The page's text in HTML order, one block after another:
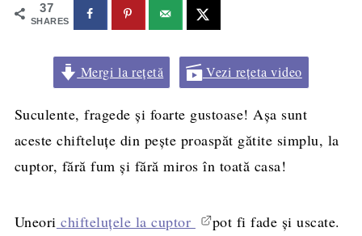
37
SHARES
Mergi la rețetă Vezi rețeta video
Suculente, fragede și foarte gustoase! Așa sunt
aceste chifteluțe din pește proaspăt gătite simplu, la
cuptor, fără fum și fără miros în toată casa!
Uneori chifteluțele la cuptor
pot fi fade și uscate.